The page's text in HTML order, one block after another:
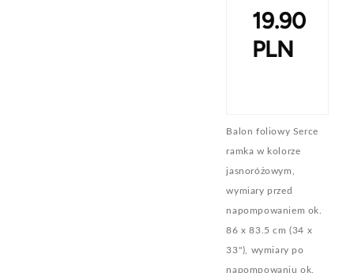
19.90
PLN
Balon foliowy Serce
ramka w kolorze
jasnoróżowym,
wymiary przed
napompowaniem ok.
86 x 83.5 cm (34 x
33''), wymiary po
napompowaniu ok.